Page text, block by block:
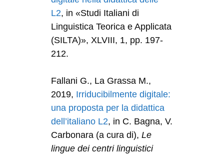
L2, in «Studi Italiani di
Linguistica Teorica e Applicata
(SILTA)», XLVIII, 1, pp. 197-
212.
Fallani G., La Grassa M.,
2019, Irriducibilmente digitale:
una proposta per la didattica
dell’italiano L2, in C. Bagna, V.
Carbonara (a cura di), Le
lingue dei centri linguistici